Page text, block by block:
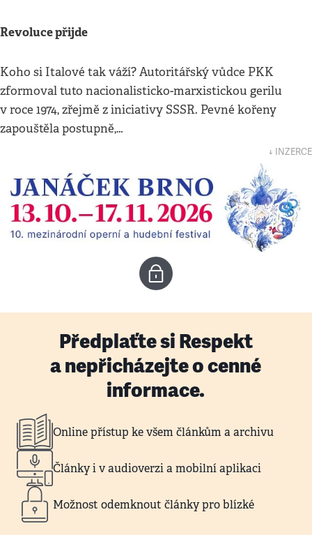
Revoluce přijde
Koho si Italové tak váží? Autoritářský vůdce PKK
zformoval tuto nacionalisticko-marxistickou gerilu
v roce 1974, zřejmě z iniciativy SSSR. Pevné kořeny
zapouštěla postupně,…
↓ INZERCE
Předplaťte si Respekt
a nepřicházejte o cenné
informace.
Online přístup ke všem článkům a archivu
Články i v audioverzi a mobilní aplikaci
Možnost odemknout články pro blízké